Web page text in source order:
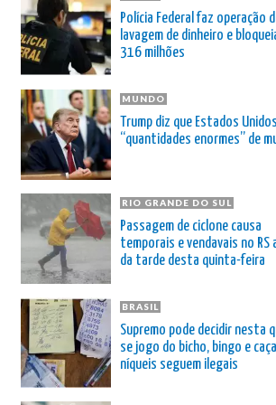
Polícia Federal faz operação
lavagem de dinheiro e
316 milhões
MUNDO
Trump diz que Estados
“quantidades enormes” de
RIO GRANDE DO SUL
Passagem de ciclone causa
temporais e vendavais no RS
da tarde desta quinta-feira
BRASIL
Supremo pode decidir nesta
se jogo do bicho, bingo e
níqueis seguem ilegais